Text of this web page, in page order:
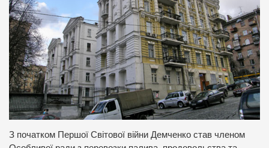
З початком Першої Світової війни Демченко став членом